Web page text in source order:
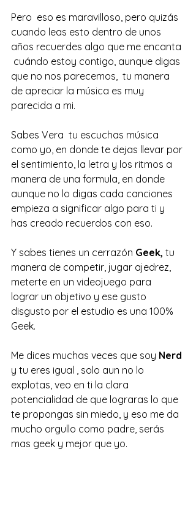
Pero  eso es maravilloso, pero quizás
cuando leas esto dentro de unos
años recuerdes algo que me encanta
cuándo estoy contigo, aunque digas
que no nos parecemos,  tu manera
de apreciar la música es muy
parecida a mi.
Sabes Vera  tu escuchas música
como yo, en donde te dejas llevar por
el sentimiento, la letra y los ritmos a
manera de una formula, en donde
aunque no lo digas cada canciones
empieza a significar algo para ti y
has creado recuerdos con eso.
Y sabes tienes un cerrazón Geek, tu
manera de competir, jugar ajedrez,
meterte en un videojuego para
lograr un objetivo y ese gusto
disgusto por el estudio es una 100%
Geek.
Me dices muchas veces que soy Nerd
y tu eres igual , solo aun no lo
explotas, veo en ti la clara
potencialidad de que lograras lo que
te propongas sin miedo, y eso me da
mucho orgullo como padre, serás
mas geek y mejor que yo.